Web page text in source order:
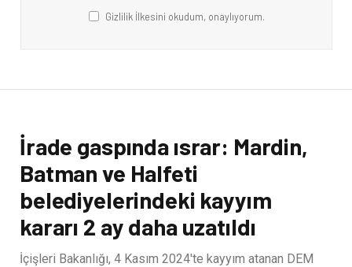
Gizlilik İlkesini okudum, onaylıyorum.
İrade gaspında ısrar: Mardin,
Batman ve Halfeti
belediyelerindeki kayyım
kararı 2 ay daha uzatıldı
İçişleri Bakanlığı, 4 Kasım 2024'te kayyım atanan DEM